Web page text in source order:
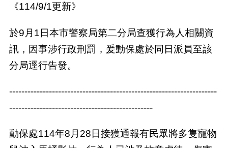
《114/9/1更新》
於9月1日本市警察局第二分局查獲行為人相關資
訊，因事涉行政刑罰，爰動保處於同日派員至該
分局逕行告發。
--------------------------------------------------------------------
-----------------------------------------------
動保處114年8月28日接獲通報有民眾將多隻寵物